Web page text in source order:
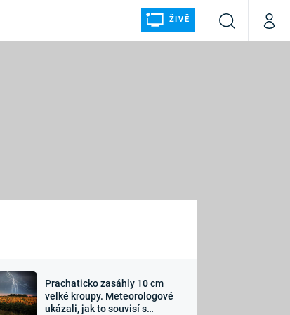
ŽIVĚ
VyhledáváníMůj
Sledujte nás
Prachaticko zasáhly 10 cm
velké kroupy. Meteorologové
ukázali, jak to souvisí s